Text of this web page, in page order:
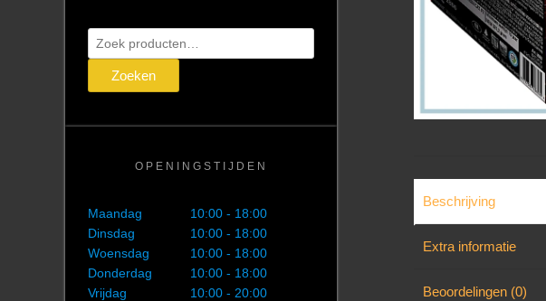
Beschrijving
Extra informatie
Beoordelingen (0)
Zoeken
naar:
Zoeken
OPENINGSTIJDEN
Maandag
10:00 - 18:00
Dinsdag
10:00 - 18:00
Woensdag
10:00 - 18:00
Donderdag
10:00 - 18:00
Vrijdag
10:00 - 20:00